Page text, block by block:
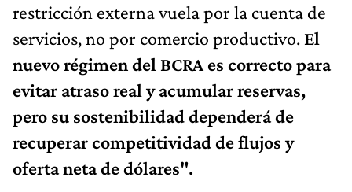
restricción externa vuela por la cuenta de
servicios, no por comercio productivo. El
nuevo régimen del BCRA es correcto para
evitar atraso real y acumular reservas,
pero su sostenibilidad dependerá de
recuperar competitividad de flujos y
oferta neta de dólares".